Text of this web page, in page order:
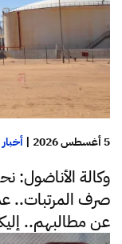
5 أغسطس 2026 | أخبار
وكالة الأناضول:
صرف المرتبات..
عن مطالبهم..